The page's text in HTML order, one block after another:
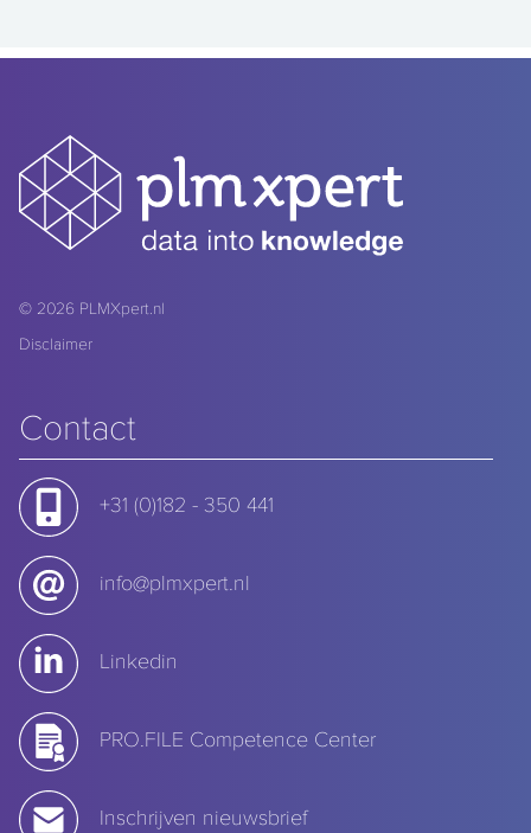
© 2026 PLMXpert.nl
Disclaimer
Contact
+31 (0)182 - 350 441
info@plmxpert.nl
Linkedin
PRO.FILE Competence Center
Inschrijven nieuwsbrief